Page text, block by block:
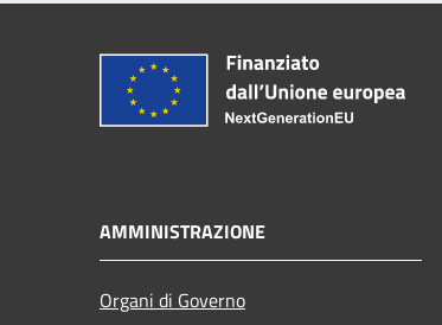
AMMINISTRAZIONE
Organi di Governo